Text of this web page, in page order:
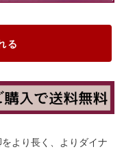
る
より長く、よりダイナ